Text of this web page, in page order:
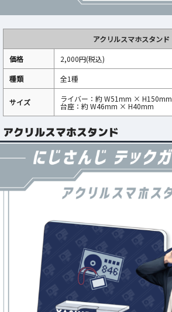
アクリルスマホスタンド
価格
2,000円(税込)
種類
全1種
サイズ ライバー：約 W51mm × H150mm
台座：約 W46mm × H40mm
アクリルスマホスタンド